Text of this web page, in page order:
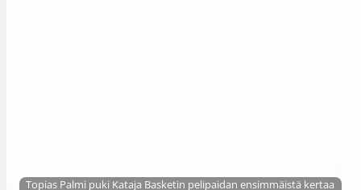
Topias Palmi puki Kataja Basketin pelipaidan ensimmäistä kertaa